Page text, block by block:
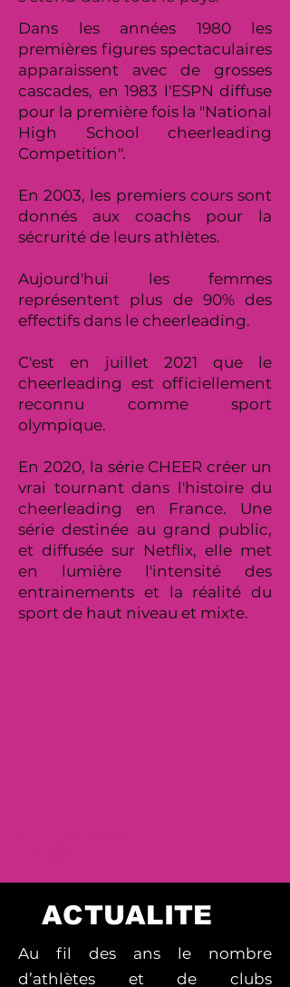
Dans les années 1980 les
premières figures spectaculaires
apparaissent avec de grosses
cascades, en 1983 l'ESPN diffuse
pour la première fois la "National
High School cheerleading
Competition".
En 2003, les premiers cours sont
donnés aux coachs pour la
sécrurité de leurs athlètes.
Aujourd'hui les femmes
représentent plus de 90% des
effectifs dans le cheerleading.
C'est en juillet 2021 que le
cheerleading est officiellement
reconnu comme sport
olympique.
En 2020, la série CHEER créer un
vrai tournant dans l'histoire du
cheerleading en France. Une
série destinée au grand public,
et diffusée sur Netflix, elle met
en lumière l'intensité des
entrainements et la réalité du
sport de haut niveau et mixte.
ACTUALITE
Au fil des ans le nombre
d’athlètes et de clubs